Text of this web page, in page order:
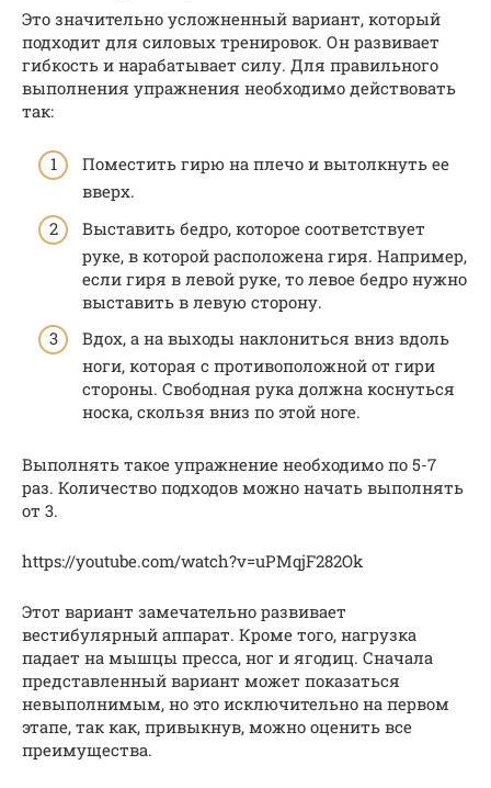
Это значительно усложненный вариант, который
подходит для силовых тренировок. Он развивает
гибкость и нарабатывает силу. Для правильного
выполнения упражнения необходимо действовать
так:
Поместить гирю на плечо и вытолкнуть ее
вверх.
Выставить бедро, которое соответствует
руке, в которой расположена гиря. Например,
если гиря в левой руке, то левое бедро нужно
выставить в левую сторону.
Вдох, а на выходы наклониться вниз вдоль
ноги, которая с противоположной от гири
стороны. Свободная рука должна коснуться
носка, скользя вниз по этой ноге.
Выполнять такое упражнение необходимо по 5-7
раз. Количество подходов можно начать выполнять
от 3.
https://youtube.com/watch?v=uPMqjF282Ok
Этот вариант замечательно развивает
вестибулярный аппарат. Кроме того, нагрузка
падает на мышцы пресса, ног и ягодиц. Сначала
представленный вариант может показаться
невыполнимым, но это исключительно на первом
этапе, так как, привыкнув, можно оценить все
преимущества.